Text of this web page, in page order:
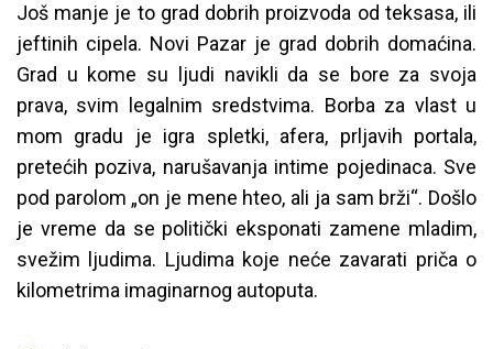
Još manje je to grad dobrih proizvoda od teksasa, ili
jeftinih cipela. Novi Pazar je grad dobrih domaćina.
Grad u kome su ljudi navikli da se bore za svoja
prava, svim legalnim sredstvima. Borba za vlast u
mom gradu je igra spletki, afera, prljavih portala,
pretećih poziva, narušavanja intime pojedinaca. Sve
pod parolom „on je mene hteo, ali ja sam brži“. Došlo
je vreme da se politički eksponati zamene mladim,
svežim ljudima. Ljudima koje neće zavarati priča o
kilometrima imaginarnog autoputa.